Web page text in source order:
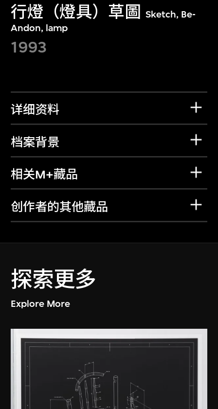
行燈（燈具）草圖
Sketch, Be-
Andon, lamp
1993
详细资料
档案背景
相关M+藏品
创作者的其他藏品
探索更多
Explore More